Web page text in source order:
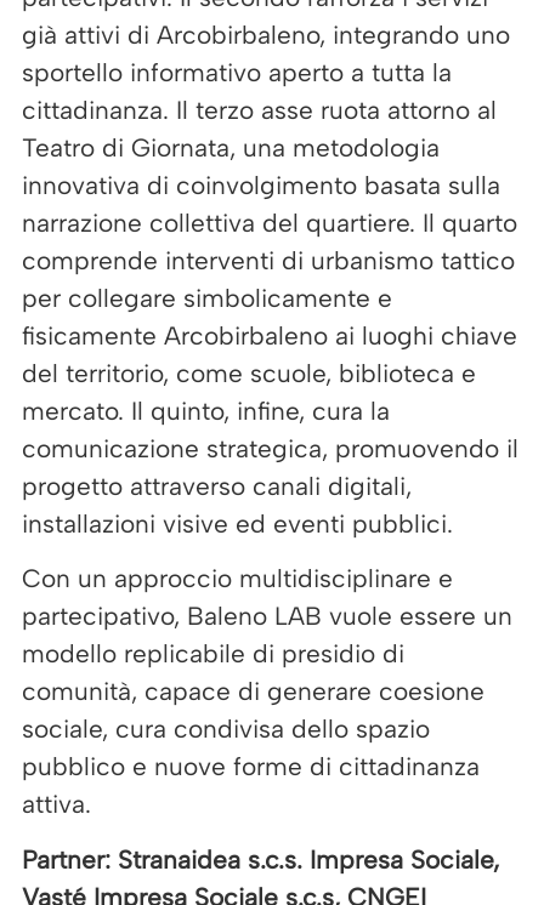
già attivi di Arcobirbaleno, integrando uno
sportello informativo aperto a tutta la
cittadinanza. Il terzo asse ruota attorno al
Teatro di Giornata, una metodologia
innovativa di coinvolgimento basata sulla
narrazione collettiva del quartiere. Il quarto
comprende interventi di urbanismo tattico
per collegare simbolicamente e
fisicamente Arcobirbaleno ai luoghi chiave
del territorio, come scuole, biblioteca e
mercato. Il quinto, infine, cura la
comunicazione strategica, promuovendo il
progetto attraverso canali digitali,
installazioni visive ed eventi pubblici.
Con un approccio multidisciplinare e
partecipativo, Baleno LAB vuole essere un
modello replicabile di presidio di
comunità, capace di generare coesione
sociale, cura condivisa dello spazio
pubblico e nuove forme di cittadinanza
attiva.
Partner: Stranaidea s.c.s. Impresa Sociale,
Vasté Impresa Sociale s.c.s, CNGEI